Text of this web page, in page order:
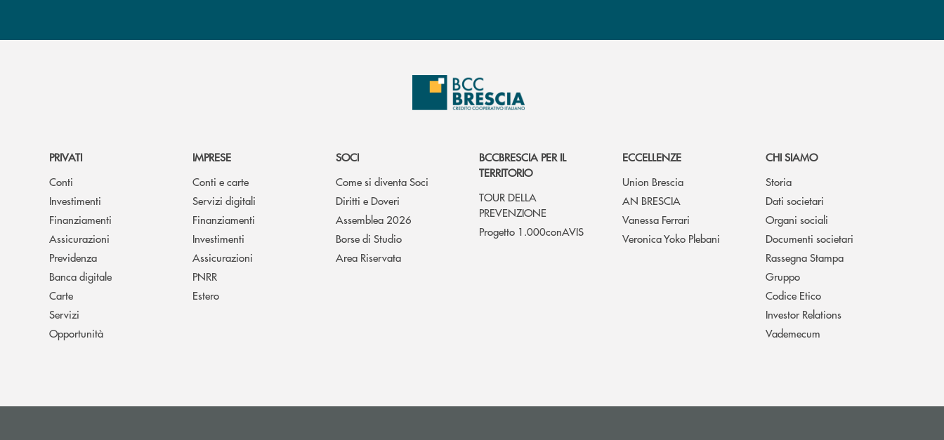
PRIVATI
Conti
Investimenti
Finanziamenti
Assicurazioni
Previdenza
Banca digitale
Carte
Servizi
Opportunità
IMPRESE
Conti e carte
Servizi digitali
Finanziamenti
Investimenti
Assicurazioni
PNRR
Estero
SOCI
Come si diventa Soci
Diritti e Doveri
Assemblea 2026
Borse di Studio
Area Riservata
BCCBRESCIA PER IL
TERRITORIO
TOUR DELLA
PREVENZIONE
Progetto 1.000conAVIS
ECCELLENZE
Union Brescia
AN BRESCIA
Vanessa Ferrari
Veronica Yoko Plebani
CHI SIAMO
Storia
Dati societari
Organi sociali
Documenti societari
Rassegna Stampa
Gruppo
Codice Etico
Investor Relations
Vademecum